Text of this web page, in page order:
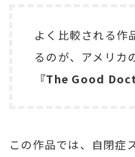
よく比較される作
るのが、アメリカ
『The Good
この作品では、自閉症